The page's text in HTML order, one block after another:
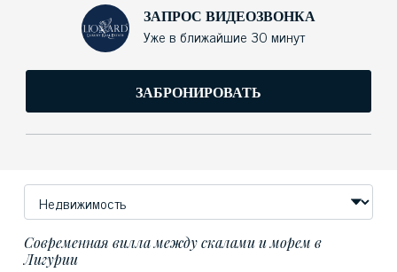
ЗАПРОС ВИДЕОЗВОНКА
Уже в ближайшие 30 минут
ЗАБРОНИРОВАТЬ
Современная вилла между скалами и морем в
Лигурии